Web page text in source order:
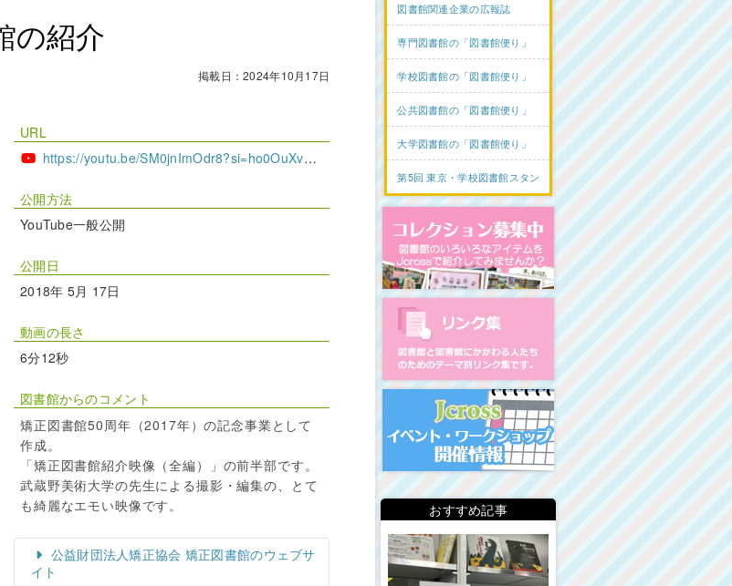
の紹介
掲載日：2024年10月17日
URL
https://youtu.be/SM0jnImOdr8?si=ho0OuXv4PpiLasdu
公開方法
YouTube一般公開
公開日
2018年 5月 17日
動画の長さ
6分12秒
図書館からのコメント
矯正図書館50周年（2017年）の記念事業として
作成。
「矯正図書館紹介映像（全編）」の前半部です。
武蔵野美術大学の先生による撮影・編集の、とて
も綺麗なエモい映像です。
公益財団法人矯正協会 矯正図書館のウェブサ
イト
図書館関連企業の広報誌
専門図書館の「図書館便り」
学校図書館の「図書館便り」
公共図書館の「図書館便り」
大学図書館の「図書館便り」
第5回 東京・学校図書館スタンプラリー
コレクション募集中
図書館リンク集
イベント・ワークショップ開
おすすめ記事